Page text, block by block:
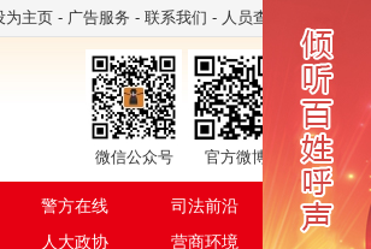
为主页 - 广告服务 - 联系我们 - 人员查询
官方微博
微信公众号
警方在线
司法前沿
人大政协 营商环境